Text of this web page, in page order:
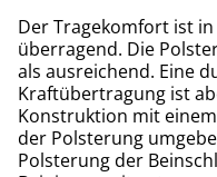
Der Tragekomfort ist
überragend. Die
als ausreichend. Eine
Kraftübertragung ist
Konstruktion mit
der Polsterung
Polsterung der